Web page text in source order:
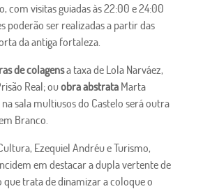
com visitas guiadas às 22:00 e 24:00
poderão ser realizadas a partir das
da antiga fortaleza.
de colagensa taxa de Lola Narváez,
Real; ouobra abstrataMarta
sala multiusos do Castelo será outra
Branco.
Ezequiel Andréu e Turismo,
em destacar a dupla vertente de
trata de dinamizar a coloque o